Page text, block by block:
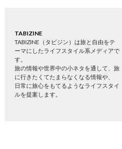
TABIZINE
TABIZINE（タビジン）は旅と自由をテ
ーマにしたライフスタイル系メディアで
す。
旅の情報や世界中の小ネタを通して、旅
に行きたくてたまらなくなる情報や、
日常に旅心をもてるようなライフスタイ
ルを提案します。